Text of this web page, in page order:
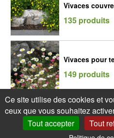
Vivaces
135 produits
Vivaces pour
149 produits
Ce site utilise des cookies et
ceux que vous souhaitez
Tout accepter
Tout